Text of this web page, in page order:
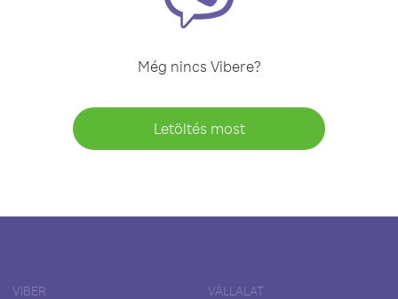
Még nincs Vibere?
Letöltés most
VIBER VÁLLALAT